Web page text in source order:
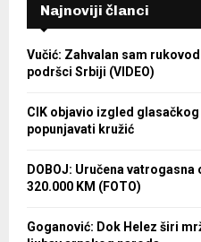
Najnoviji članci
Vučić: Zahvalan sam
podršci Srbiji (VIDEO)
CIK objavio izgled
popunjavati kružić
DOBOJ: Uručena
320.000 KM (FOTO)
Goganović: Dok Helez širi